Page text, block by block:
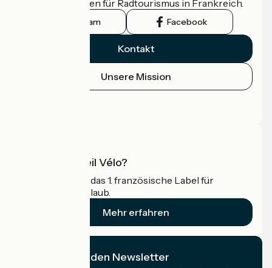
offizielle Leitfaden für Radtourismus in Frankreich.
Instagram Facebook
Kontakt
Unsere Mission
Was ist Accueil Vélo?
Accueil Vélo ist das 1. französische Label für
Radfahrer im Urlaub.
Mehr erfahren
Ich abonniere den Newsletter